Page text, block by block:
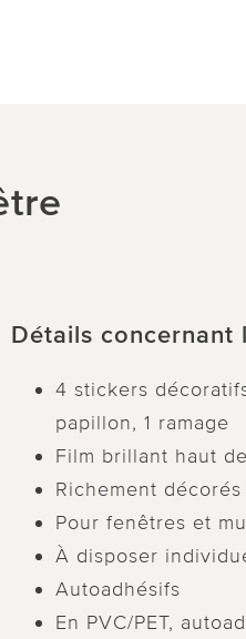
Détails concernant
4 stickers
papillon, 1 ramage
Film brillant haut
Richement
Pour fenêtres et
À disposer
Autoadhésifs
En PVC/PET,